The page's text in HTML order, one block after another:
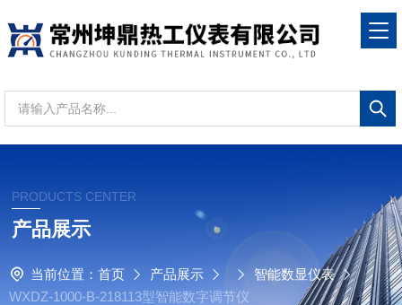
PRODUCTS CENTER
产品展示
当前位置： 首页 产品展示
智能数显仪表
WXDZ-1000-B-218113型智能数字调节仪